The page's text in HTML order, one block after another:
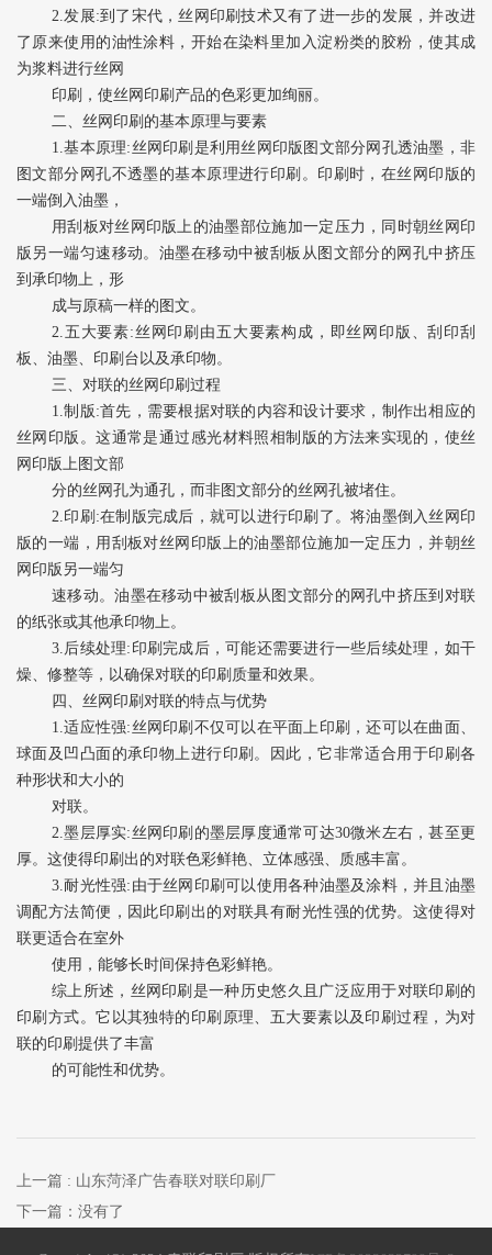
2.发展:到了宋代，丝网印刷技术又有了进一步的发展，并改进
了原来使用的油性涂料，开始在染料里加入淀粉类的胶粉，使其成
为浆料进行丝网
印刷，使丝网印刷产品的色彩更加绚丽。
二、丝网印刷的基本原理与要素
1.基本原理:丝网印刷是利用丝网印版图文部分网孔透油墨，非
图文部分网孔不透墨的基本原理进行印刷。印刷时，在丝网印版的
一端倒入油墨，
用刮板对丝网印版上的油墨部位施加一定压力，同时朝丝网印
版另一端匀速移动。油墨在移动中被刮板从图文部分的网孔中挤压
到承印物上，形
成与原稿一样的图文。
2.五大要素:丝网印刷由五大要素构成，即丝网印版、刮印刮
板、油墨、印刷台以及承印物。
三、对联的丝网印刷过程
1.制版:首先，需要根据对联的内容和设计要求，制作出相应的
丝网印版。这通常是通过感光材料照相制版的方法来实现的，使丝
网印版上图文部
分的丝网孔为通孔，而非图文部分的丝网孔被堵住。
2.印刷:在制版完成后，就可以进行印刷了。将油墨倒入丝网印
版的一端，用刮板对丝网印版上的油墨部位施加一定压力，并朝丝
网印版另一端匀
速移动。油墨在移动中被刮板从图文部分的网孔中挤压到对联
的纸张或其他承印物上。
3.后续处理:印刷完成后，可能还需要进行一些后续处理，如干
燥、修整等，以确保对联的印刷质量和效果。
四、丝网印刷对联的特点与优势
1.适应性强:丝网印刷不仅可以在平面上印刷，还可以在曲面、
球面及凹凸面的承印物上进行印刷。因此，它非常适合用于印刷各
种形状和大小的
对联。
2.墨层厚实:丝网印刷的墨层厚度通常可达30微米左右，甚至更
厚。这使得印刷出的对联色彩鲜艳、立体感强、质感丰富。
3.耐光性强:由于丝网印刷可以使用各种油墨及涂料，并且油墨
调配方法简便，因此印刷出的对联具有耐光性强的优势。这使得对
联更适合在室外
使用，能够长时间保持色彩鲜艳。
综上所述，丝网印刷是一种历史悠久且广泛应用于对联印刷的
印刷方式。它以其独特的印刷原理、五大要素以及印刷过程，为对
联的印刷提供了丰富
的可能性和优势。
上一篇 : 山东菏泽广告春联对联印刷厂
下一篇：没有了